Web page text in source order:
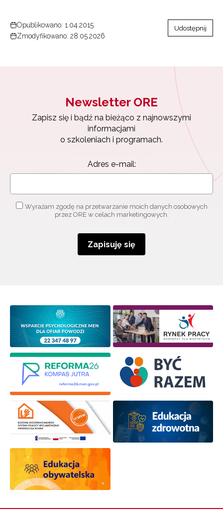
Opublikowano: 1.04.2015
Zmodyfikowano: 28.05.2026
Udostępnij
Newsletter ORE
Zapisz się i bądź na bieżąco z najnowszymi
informacjami
o szkoleniach i programach.
Adres e-mail:
Wyrażam zgodę na przetwarzanie moich danych osobowych
przez ORE w celach marketingowych.
Zapisuję się